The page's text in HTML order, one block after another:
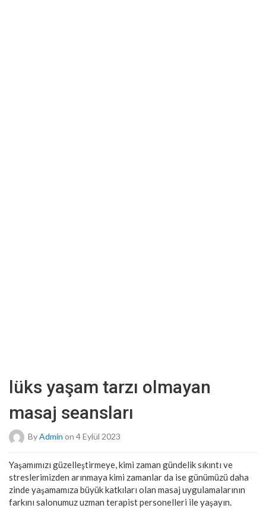
lüks yaşam tarzı olmayan
masaj seansları
ByAdmin on 4 Eylül 2023
Yaşamımızı güzelleştirmeye, kimi zaman gündelik sıkıntı ve
streslerimizden arınmaya kimi zamanlar da ise günümüzü daha
zinde yaşamamıza büyük katkıları olan masaj uygulamalarının
farkını salonumuz uzman terapist personelleri ile yaşayın.